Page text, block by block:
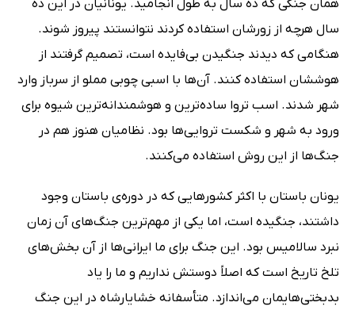
همان جنگی که ده سال به طول انجامید. یونانیان در این ده
سال هرچه از زورشان استفاده کردند نتوانستند پیروز شوند.
هنگامی که دیدند جنگیدن بی‌فایده است، تصمیم گرفتند از
هوششان استفاده کنند. آن‌ها با اسبی چوبی مملو از سرباز وارد
شهر شدند. اسب تروا ساده‌ترین و هوشمندانه‌ترین شیوه برای
ورود به شهر و شکست تروایی‌ها بود. نظامیان هنوز هم در
جنگ‌ها از این روش استفاده می‌کنند.
یونان باستان با اکثر کشورهایی که در دوره‌ی باستان وجود
داشتند، جنگیده است، اما یکی از مهم‌ترین جنگ‌های آن زمان
نبرد سالامیس بود. این جنگ برای ما ایرانی‌ها از آن بخش‌های
تلخ تاریخ است که اصلاً دوستش نداریم و ما را یاد
بدبختی‌هایمان می‌اندازد. متأسفانه خشایارشاه در این جنگ